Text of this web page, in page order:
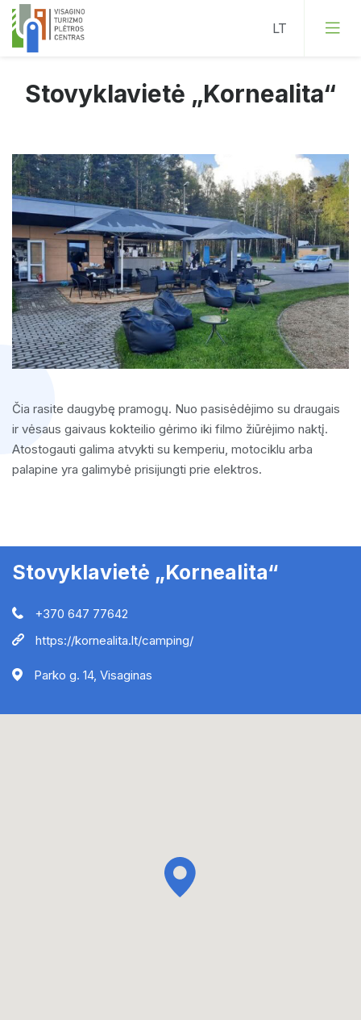
Stovyklavietė „Kornealita“
Čia rasite daugybę pramogų. Nuo pasisėdėjimo su draugais
ir vėsaus gaivaus kokteilio gėrimo iki filmo žiūrėjimo naktį.
Atostogauti galima atvykti su kemperiu, motociklu arba
palapine yra galimybė prisijungti prie elektros.
Stovyklavietė „Kornealita“
+370 647 77642
https://kornealita.lt/camping/
Parko g. 14, Visaginas